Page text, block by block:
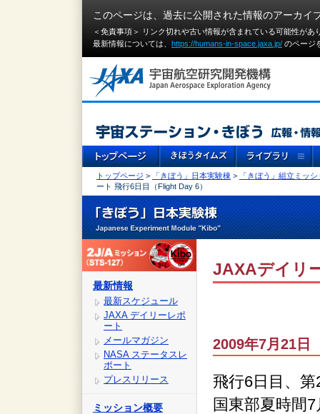
このページは、過去に公開された情報のアーカイ
＜免責事項＞ リンク切れや古い情報が含まれている可能性が
最新情報については、 https://humans-in-space.jaxa.jp/ のページ
トップページ > 「きぼう」日本実験棟 >
「きぼう」組立ミッシ
ート 飛行6日目（Flight Day 6）
最新情報
最新スケジュール
JAXA デイリーレポ
ート
メールマガジン
NASA ステータスレ
ポート
プレスリリース
ミッション概要
JAXAデイリ
2009年7月21
飛行6日目、
国東部夏時間